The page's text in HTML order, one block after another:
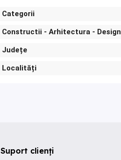
Categorii
Constructii - Arhitectura - Design
Județe
Localități
Suport clienți